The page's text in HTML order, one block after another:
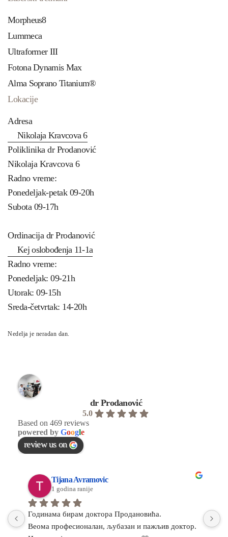
Morpheus8
Lummeca
Ultraformer III
Fotona Dynamis Max
Alma Soprano Titanium®
Lokacije
Adresa
Nikolaja Kravcova 6
Poliklinika dr Prodanović
Nikolaja Kravcova 6
Radno vreme:
Ponedeljak-petak 09-20h
Subota 09-17h
Ordinacija dr Prodanović
Kej oslobođenja 11-1a
Radno vreme:
Ponedeljak: 09-21h
Utorak: 09-15h
Sreda-četvrtak: 14-20h
Nedelja je neradan dan.
dr Prodanović
5.0
Based on 469 reviews
powered by Google
review us on
Tijana Avramovic
1 godina ranije
Годинама бирам доктора Продановића.
Веома професионалан, љубазан и пажљив доктор.